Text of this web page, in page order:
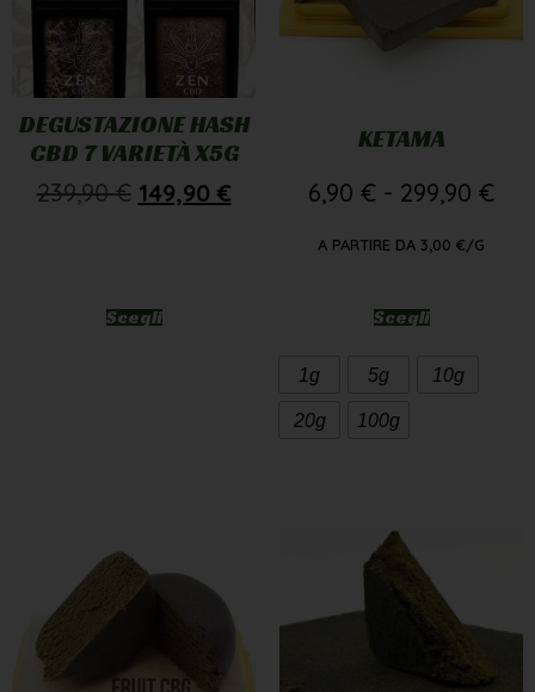
DEGUSTAZIONE HASH
CBD 7 VARIETÀ X5G
239,90€ 149,90 €
Scegli
KETAMA
6,90 € - 299,90 €
A PARTIRE DA 3,00 €/G
Scegli
1g 5g 10g
20g 100g